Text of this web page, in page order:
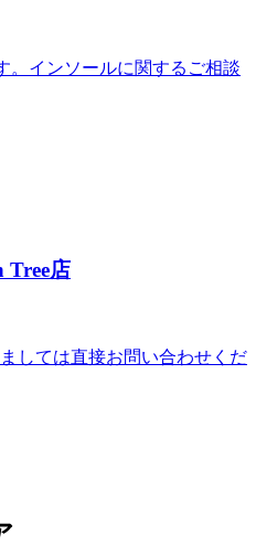
。インソールに関するご相談
Tree店
しては直接お問い合わせくだ